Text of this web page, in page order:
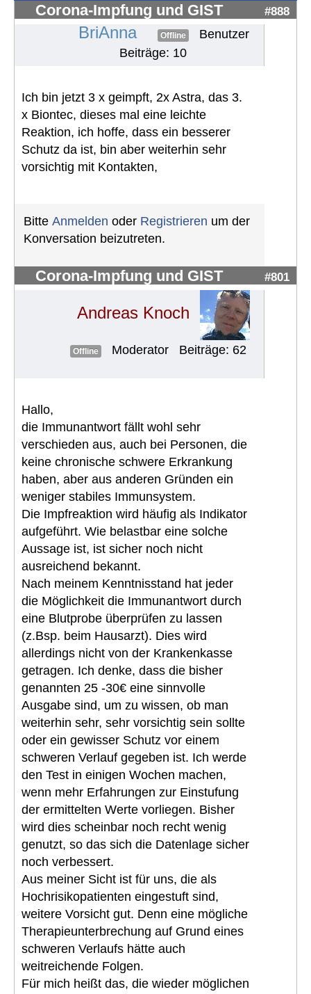
Corona-Impfung und GIST #888
BriAnna Offline
Benutzer
Beiträge: 10
Ich bin jetzt 3 x geimpft, 2x Astra, das 3.
x Biontec, dieses mal eine leichte
Reaktion, ich hoffe, dass ein besserer
Schutz da ist, bin aber weiterhin sehr
vorsichtig mit Kontakten,
Bitte Anmelden oder Registrieren um der
Konversation beizutreten.
Corona-Impfung und GIST #801
Andreas Knoch
Offline Moderator Beiträge: 62
Hallo,
die Immunantwort fällt wohl sehr
verschieden aus, auch bei Personen, die
keine chronische schwere Erkrankung
haben, aber aus anderen Gründen ein
weniger stabiles Immunsystem.
Die Impfreaktion wird häufig als Indikator
aufgeführt. Wie belastbar eine solche
Aussage ist, ist sicher noch nicht
ausreichend bekannt.
Nach meinem Kenntnisstand hat jeder
die Möglichkeit die Immunantwort durch
eine Blutprobe überprüfen zu lassen
(z.Bsp. beim Hausarzt). Dies wird
allerdings nicht von der Krankenkasse
getragen. Ich denke, dass die bisher
genannten 25 -30€ eine sinnvolle
Ausgabe sind, um zu wissen, ob man
weiterhin sehr, sehr vorsichtig sein sollte
oder ein gewisser Schutz vor einem
schweren Verlauf gegeben ist. Ich werde
den Test in einigen Wochen machen,
wenn mehr Erfahrungen zur Einstufung
der ermittelten Werte vorliegen. Bisher
wird dies scheinbar noch recht wenig
genutzt, so das sich die Datenlage sicher
noch verbessert.
Aus meiner Sicht ist für uns, die als
Hochrisikopatienten eingestuft sind,
weitere Vorsicht gut. Denn eine mögliche
Therapieunterbrechung auf Grund eines
schweren Verlaufs hätte auch
weitreichende Folgen.
Für mich heißt das, die wieder möglichen